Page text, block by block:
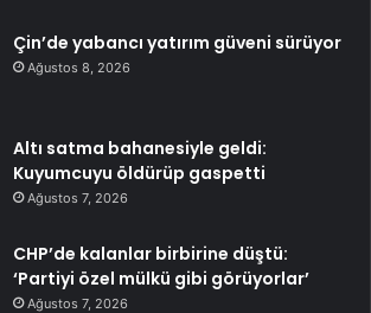
Çin’de yabancı yatırım güveni sürüyor
Ağustos 8, 2026
Altı satma bahanesiyle geldi:
Kuyumcuyu öldürüp gaspetti
Ağustos 7, 2026
CHP’de kalanlar birbirine düştü:
‘Partiyi özel mülkü gibi görüyorlar’
Ağustos 7, 2026